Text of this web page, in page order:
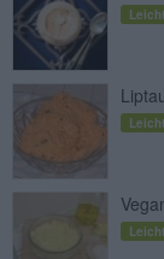
Leicht
Leicht
Leicht